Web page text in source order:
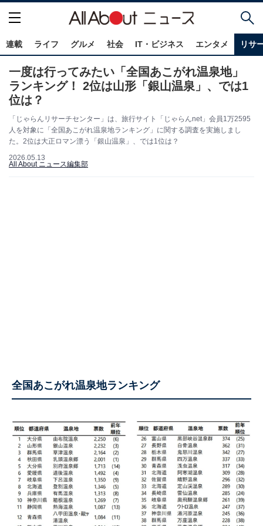
連載 ライフ グルメ 社会 IT・ビジネス エンタメ リサ
一度は行ってみたい「全国あこがれ温泉地」
ランキング！ 2位は山形「銀山温泉」、では1
位は？
「じゃらんリサーチセンター」は、旅行サイト「じゃらんnet」会員1万2595
人を対象に「全国あこがれ温泉地ランキング」に関する調査を実施しまし
た。2位は大正ロマン漂う「銀山温泉」、では1位は？
2026.05.13
All About ニュース編集部
全国あこがれ温泉地ランキング